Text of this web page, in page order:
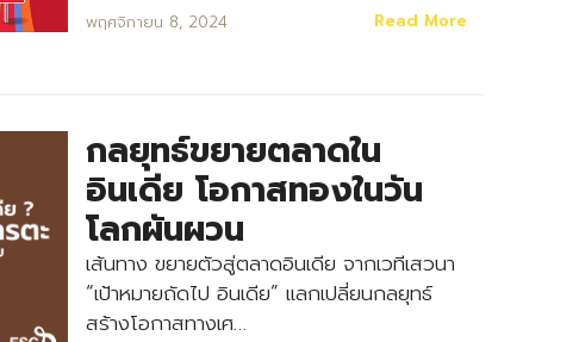
พฤศจิกายน 8, 2024 Read More
กลยุทธ์ขยายตลาดใน
อินเดีย โอกาสทองในวัน
โลกผันผวน
เส้นทาง ขยายตัวสู่ตลาดอินเดีย จากเวทีเสวนา
“เป้าหมายถัดไป อินเดีย” แลกเปลี่ยนกลยุทธ์
สร้างโอกาสทางเศ…